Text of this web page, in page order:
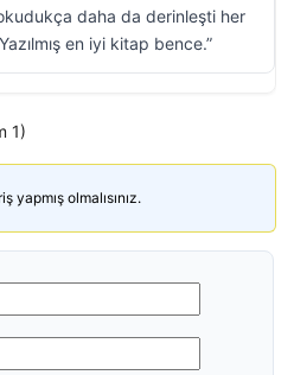
daha da derinleşti her
en iyi kitap bence.”
1)
yapmış olmalısınız.